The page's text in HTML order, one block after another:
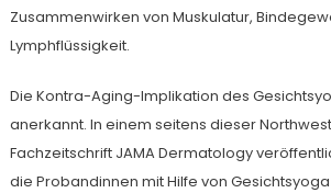
Zusammenwirken von Muskulatur,
Lymphflüssigkeit.
Die Kontra-Aging-Implikation des
anerkannt. In einem seitens dieser
Fachzeitschrift JAMA Dermatology
die Probandinnen mit Hilfe von